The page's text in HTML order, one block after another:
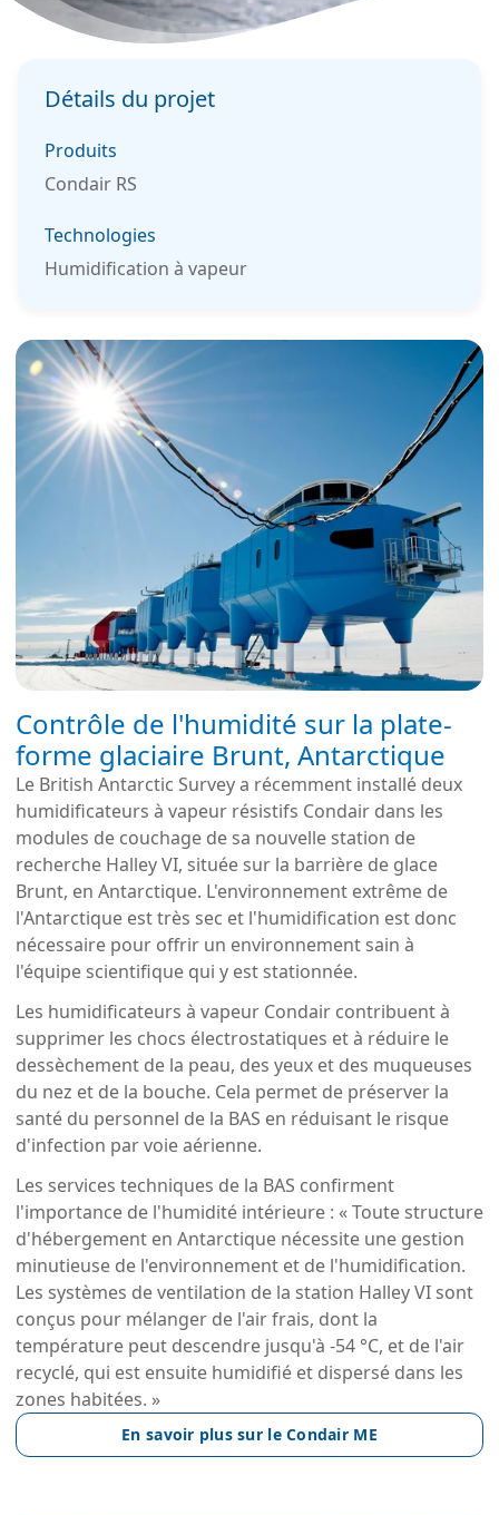
Détails du projet
Produits
Condair RS
Technologies
Humidification à vapeur
Contrôle de l'humidité sur la plate-
forme glaciaire Brunt, Antarctique
Le British Antarctic Survey a récemment installé deux
humidificateurs à vapeur résistifs Condair dans les
modules de couchage de sa nouvelle station de
recherche Halley VI, située sur la barrière de glace
Brunt, en Antarctique. L'environnement extrême de
l'Antarctique est très sec et l'humidification est donc
nécessaire pour offrir un environnement sain à
l'équipe scientifique qui y est stationnée.
Les humidificateurs à vapeur Condair contribuent à
supprimer les chocs électrostatiques et à réduire le
dessèchement de la peau, des yeux et des muqueuses
du nez et de la bouche. Cela permet de préserver la
santé du personnel de la BAS en réduisant le risque
d'infection par voie aérienne.
Les services techniques de la BAS confirment
l'importance de l'humidité intérieure : « Toute structure
d'hébergement en Antarctique nécessite une gestion
minutieuse de l'environnement et de l'humidification.
Les systèmes de ventilation de la station Halley VI sont
conçus pour mélanger de l'air frais, dont la
température peut descendre jusqu'à -54 °C, et de l'air
recyclé, qui est ensuite humidifié et dispersé dans les
zones habitées. »
En savoir plus sur le Condair ME